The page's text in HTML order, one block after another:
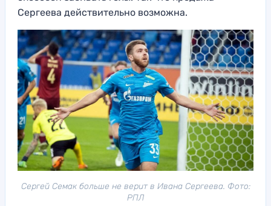
Сергеева действительно возможна.
Сергей Семак больше не верит в Ивана Сергеева. Фото:
РПЛ